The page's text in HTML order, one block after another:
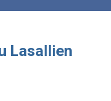
Lasallien